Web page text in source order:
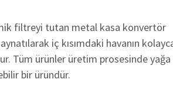
filtreyi tutan metal kasa konvertör
iç kısımdaki havanın kolayca
Tüm ürünler üretim prosesinde yağa
bir üründür.